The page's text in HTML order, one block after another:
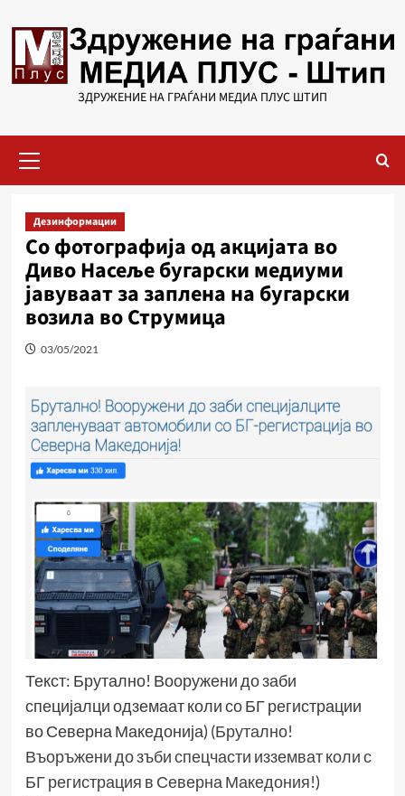
to
content
ЗДРУЖЕНИЕ НА ГРАЃАНИ МЕДИА ПЛУС ШТИП
Menu
Дезинформации
Со фотографија од акцијата во
Диво Насеље бугарски медиуми
јавуваат за заплена на бугарски
возила во Струмица
03/05/2021
Текст: Брутално! Вооружени до заби
специјалци одземаат коли со БГ регистрации
во Северна Македонија) (Брутално!
Въоръжени до зъби спецчасти изземват коли с
БГ регистрация в Северна Македония!)